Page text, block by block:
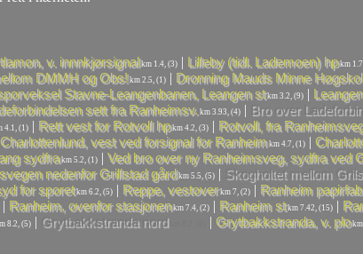
v. innnkjørsignal km 1.4, (3) | Lilleby (tidl. Lademoen) hpkm
DMMH og Obs!km 2.5, (1) | Dronning Mauds Minne
Stavne-Leangenbanen, Leangen stkm 3.2, (9) |
sett fra Ranheimsv. km 3.93, (4) | Bro over
4.1, (1) | Rett vest for Rotvoll hpkm 4.2, (3) | Rotvoll, fra
Charlottenlund, vest ved forsignal for Ranheimkm 4.7, (1) |
sydfrakm 5.2, (1) | Ved bro over ny Ranheimsveg, sydfra ved
nedenfor Grillstad gård km 5.5, (5) | Skogholtet mellom
for sporetkm 6.2, (5) | Reppe, vestoverkm 7, (2) | Ranheim
| Ranheim, ovenfor stasjonenkm 7.4, (2) | Ranheim stkm 7.42, (15) |
8.2, (5) | Grytbakkstranda nord | Grytbakkstranda, v. plokm